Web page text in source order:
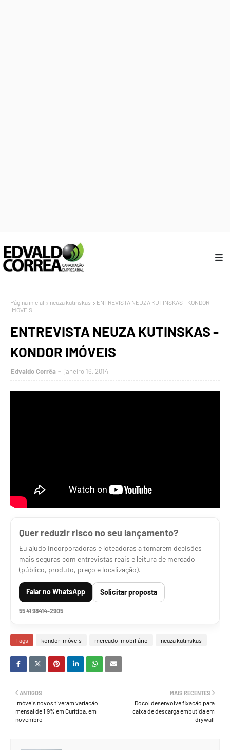
Página inicial neuza kutinskas
ENTREVISTA NEUZA KUTINSKAS - KONDOR
IMÓVEIS
ENTREVISTA NEUZA KUTINSKAS -
KONDOR IMÓVEIS
Edvaldo Corrêa janeiro 16, 2014
Quer reduzir risco no seu lançamento?
Eu ajudo incorporadoras e loteadoras a tomarem decisões
mais seguras com entrevistas reais e leitura de mercado
(público, produto, preço e localização).
Falar no WhatsApp Solicitar proposta
55 41 98414-2905
Tags kondor imóveis mercado imobiliário neuza kutinskas
MAIS RECENTES
Docol desenvolve fixação para
caixa de descarga embutida em
drywall
ANTIGOS
Imóveis novos tiveram variação
mensal de 1,9% em Curitiba, em
novembro